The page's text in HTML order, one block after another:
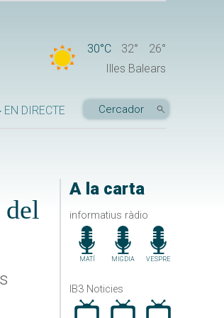
30°C 32°
26°
Illes Balears
DIRECTE
A la carta
informatius ràdio
MATÍ MIGDIA VESPRE
IB3 Noticies